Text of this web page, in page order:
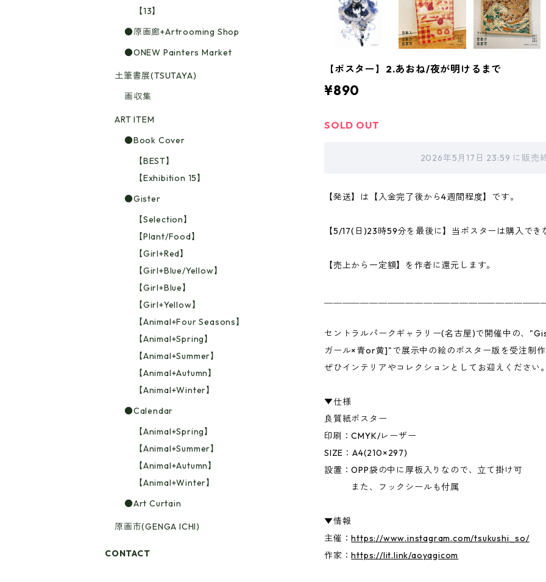
【ポスター】2.あおね/夜が明けるまで
¥890
SOLD OUT
2026年5月17日 23:59 に販売
【発送】は【入金完了後から4週間程度】です。
【5/17(日)23時59分を最後に】当ポスターは購入でき
【売上から一定額】を作者に還元します。
セントラルパークギャラリー(名古屋)で開催中の、
ガール×青or黄]"で展示中の絵のポスター版を受注制
ぜひインテリアやコレクションとしてお迎えください
▼仕様
良質紙ポスター
印刷：CMYK/レーザー
SIZE：A4(210×297)
設置：OPP袋の中に厚板入りなので、立て掛け可
また、フックシールも付属
▼情報
主催：https://www.instagram.com/tsukushi_so/
作家：https://lit.link/aoyagicom
【13】
●原画廊+Artrooming Shop
●ONEW Painters Market
土筆書展(TSUTAYA)
画収集
ART ITEM
●Book Cover
【BEST】
【Exhibition 15】
●Gister
【Selection】
【Plant/Food】
【Girl+Red】
【Girl+Blue/Yellow】
【Girl+Blue】
【Girl+Yellow】
【Animal+Four Seasons】
【Animal+Spring】
【Animal+Summer】
【Animal+Autumn】
【Animal+Winter】
●Calendar
【Animal+Spring】
【Animal+Summer】
【Animal+Autumn】
【Animal+Winter】
●Art Curtain
原画市(GENGA ICHI)
CONTACT